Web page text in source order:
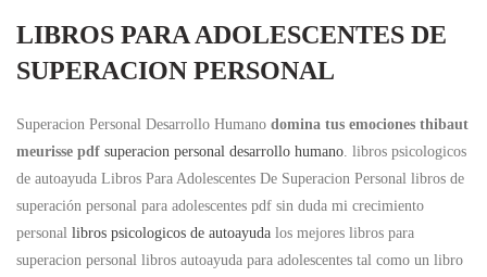
LIBROS PARA ADOLESCENTES DE
SUPERACION PERSONAL
Superacion Personal Desarrollo Humano domina tus emociones thibaut
meurisse pdf superacion personal desarrollo humano. libros psicologicos
de autoayuda Libros Para Adolescentes De Superacion Personal libros de
superación personal para adolescentes pdf sin duda mi crecimiento
personal libros psicologicos de autoayuda los mejores libros para
superacion personal libros autoayuda para adolescentes tal como un libro